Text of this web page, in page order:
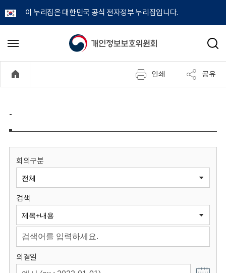
이 누리집은 대한민국 공식 전자정부 누리집입니다.
개
정
보
원
회
메
기
검
인쇄 공유
-
회의구분
검색
의결일